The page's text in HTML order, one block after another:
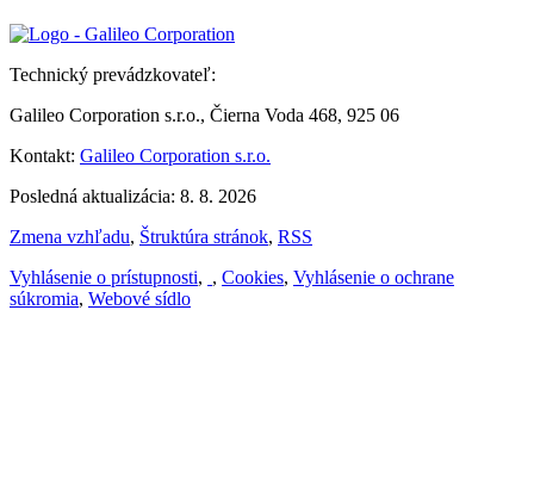
Technický prevádzkovateľ:
Galileo Corporation s.r.o., Čierna Voda 468, 925 06
Kontakt: Galileo Corporation s.r.o.
Posledná aktualizácia: 8. 8. 2026
Zmena vzhľadu, Štruktúra stránok, RSS
Vyhlásenie o prístupnosti, , Cookies, Vyhlásenie o ochrane
súkromia, Webové sídlo